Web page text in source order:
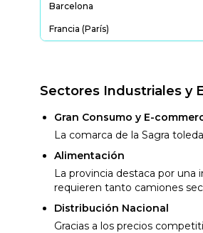
Barcelona
Francia (París)
Sectores Industriales y
Gran Consumo y E-
La comarca de la Sagra
Alimentación
La provincia destaca por una
requieren tanto camiones
Distribución Nacional
Gracias a los precios